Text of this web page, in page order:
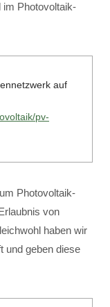
Photovoltaik-
auf
pv-
Photovoltaik-
von
haben wir
und geben diese